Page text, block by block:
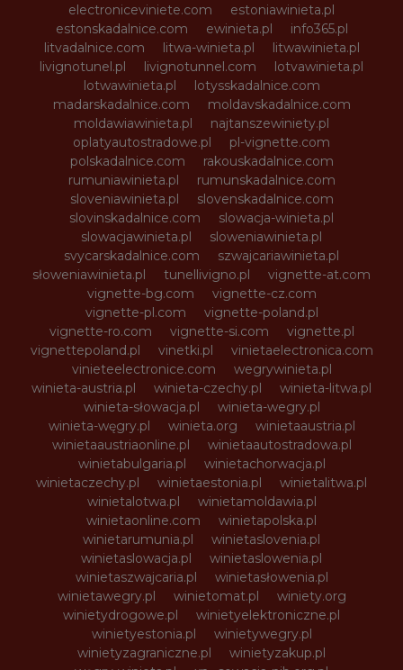
electroniceviniete.com
estoniawinieta.pl
estonskadalnice.com
ewinieta.pl
info365.pl
litvadalnice.com
litwa-winieta.pl
litwawinieta.pl
livignotunel.pl
livignotunnel.com
lotvawinieta.pl
lotwawinieta.pl
lotysskadalnice.com
madarskadalnice.com
moldavskadalnice.com
moldawiawinieta.pl
najtanszewiniety.pl
oplatyautostradowe.pl
pl-vignette.com
polskadalnice.com
rakouskadalnice.com
rumuniawinieta.pl
rumunskadalnice.com
sloveniawinieta.pl
slovenskadalnice.com
slovinskadalnice.com
slowacja-winieta.pl
slowacjawinieta.pl
sloweniawinieta.pl
svycarskadalnice.com
szwajcariawinieta.pl
słoweniawinieta.pl
tunellivigno.pl
vignette-at.com
vignette-bg.com
vignette-cz.com
vignette-pl.com
vignette-poland.pl
vignette-ro.com
vignette-si.com
vignette.pl
vignettepoland.pl
vinetki.pl
vinietaelectronica.com
vinieteelectronice.com
wegrywinieta.pl
winieta-austria.pl
winieta-czechy.pl
winieta-litwa.pl
winieta-słowacja.pl
winieta-wegry.pl
winieta-węgry.pl
winieta.org
winietaaustria.pl
winietaaustriaonline.pl
winietaautostradowa.pl
winietabulgaria.pl
winietachorwacja.pl
winietaczechy.pl
winietaestonia.pl
winietalitwa.pl
winietalotwa.pl
winietamoldawia.pl
winietaonline.com
winietapolska.pl
winietarumunia.pl
winietaslovenia.pl
winietaslowacja.pl
winietaslowenia.pl
winietaszwajcaria.pl
winietasłowenia.pl
winietawegry.pl
winietomat.pl
winiety.org
winietydrogowe.pl
winietyelektroniczne.pl
winietyestonia.pl
winietywegry.pl
winietyzagraniczne.pl
winietyzakup.pl